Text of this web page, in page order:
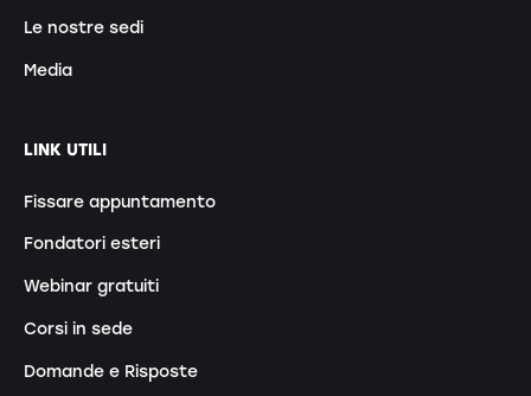
Le nostre sedi
Media
LINK UTILI
Fissare appuntamento
Fondatori esteri
Webinar gratuiti
Corsi in sede
Domande e Risposte